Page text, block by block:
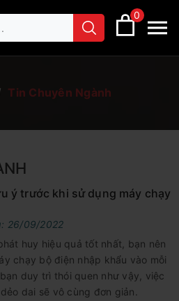
0
Tin Chuyên Ngành
ý trước khi sử dụng máy chạy
26/09/2022
huy hiệu quả tốt nhất, bạn nên
chạy bộ điện nhập khẩu vào mỗi
duy trì thói quen như vậy, việc
dai sẽ vô cùng đơn giản.